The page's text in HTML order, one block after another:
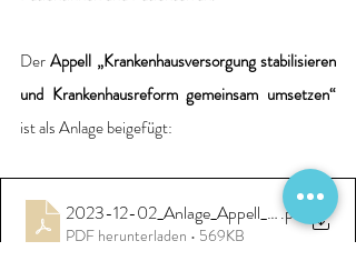
Der Appell „Krankenhausversorgung stabilisieren
und Krankenhausreform gemeinsam umsetzen“
ist als Anlage beigefügt:
2023-12- .pdf
PDF herunterladen • 569KB